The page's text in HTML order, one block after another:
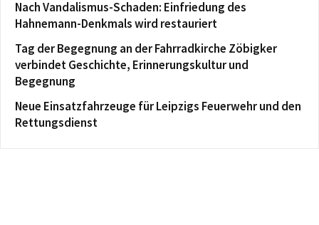
Nach Vandalismus-Schaden: Einfriedung des
Hahnemann-Denkmals wird restauriert
Tag der Begegnung an der Fahrradkirche Zöbigker
verbindet Geschichte, Erinnerungskultur und
Begegnung
Neue Einsatzfahrzeuge für Leipzigs Feuerwehr und den
Rettungsdienst